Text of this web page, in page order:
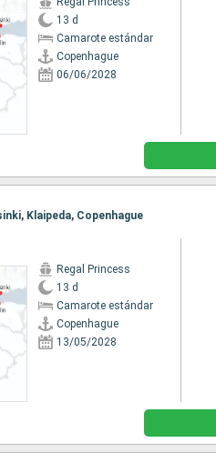
13 d
Camarote estándar
Copenhague
06/06/2028
Klaipeda, Copenhague
Regal Princess
13 d
Camarote estándar
Copenhague
13/05/2028